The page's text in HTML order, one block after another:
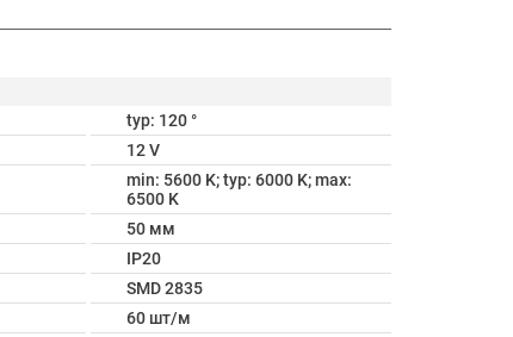
typ: 120 °
12 V
min: 5600 K; typ: 6000 K; max:
6500 K
50 мм
IP20
SMD 2835
60 шт/м